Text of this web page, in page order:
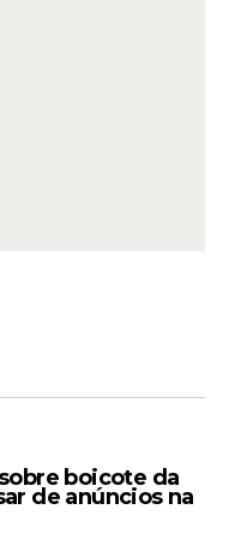
para
de Técnico
boicote da
de anúncios na